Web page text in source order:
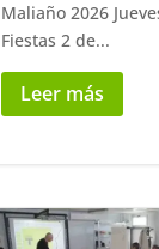
Maliaño 2026
Fiestas 2 de...
Leer más